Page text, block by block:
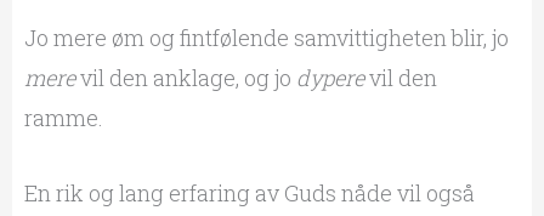
Jo mere øm og fintfølende samvittigheten blir, jo
merevil den anklage, og jo dyperevil den
ramme.
En rik og lang erfaring av Guds nåde vil også